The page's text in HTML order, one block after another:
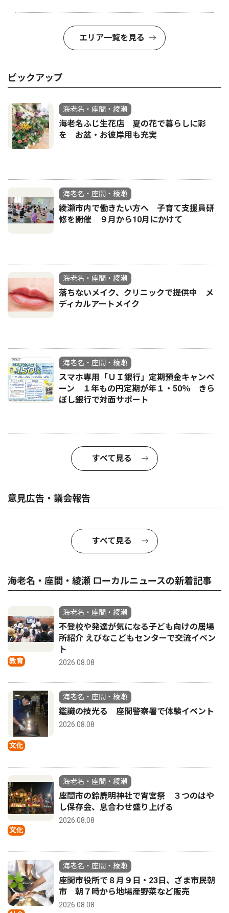
エリア一覧を見る
ピックアップ
海老名・座間・綾瀬
海老名ふじ生花店 夏の花で暮らしに彩
を お盆・お彼岸用も充実
海老名・座間・綾瀬
綾瀬市内で働きたい方へ 子育て支援員研
修を開催 ９月から10月にかけて
海老名・座間・綾瀬
落ちないメイク、クリニックで提供中 メ
ディカルアートメイク
海老名・座間・綾瀬
スマホ専用「ＵＩ銀行」定期預金キャンペ
ーン １年もの円定期が年１・50％ きら
ぼし銀行で対面サポート
すべて見る
意見広告・議会報告
すべて見る
海老名・座間・綾瀬 ローカルニュースの新着記事
教育
海老名・座間・綾瀬
不登校や発達が気になる子ども向けの居場
所紹介 えびなこどもセンターで交流イベン
ト
2026.08.08
文化
海老名・座間・綾瀬
鑑識の技光る 座間警察署で体験イベント
2026.08.08
文化
海老名・座間・綾瀬
座間市の鈴鹿明神社で宵宮祭 ３つのはや
し保存会、息合わせ盛り上げる
2026.08.08
海老名・座間・綾瀬
座間市役所で８月９日・23日、ざま市民朝
市 朝７時から地場産野菜など販売
2026.08.08